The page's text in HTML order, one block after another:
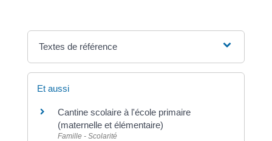
Textes de référence
Et aussi
Cantine scolaire à l'école primaire
(maternelle et élémentaire)
Famille - Scolarité